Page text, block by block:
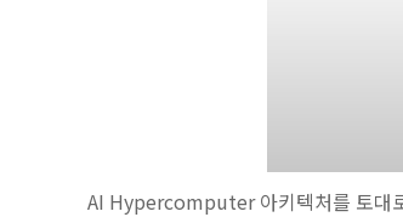
AI Hypercomputer 아키텍처를 토대